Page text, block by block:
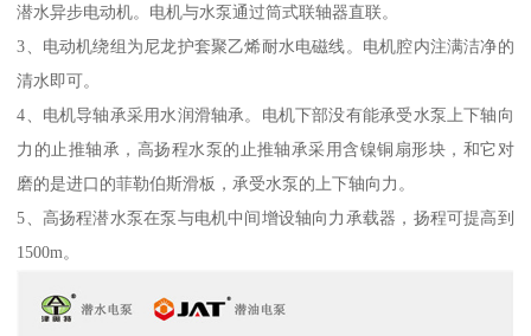
潜水异步电动机。电机与水泵通过筒式联轴器直联。
3、电动机绕组为尼龙护套聚乙烯耐水电磁线。电机腔内注满洁净的
清水即可。
4、电机导轴承采用水润滑轴承。电机下部没有能承受水泵上下轴向
力的止推轴承，高扬程水泵的止推轴承采用含镍铜扇形块，和它对
磨的是进口的菲勒伯斯滑板，承受水泵的上下轴向力。
5、高扬程潜水泵在泵与电机中间增设轴向力承载器，扬程可提高到
1500m。